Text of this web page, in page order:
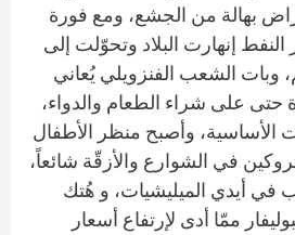
بهالة من الجشع، ومع فورة
إنهارت البلاد وتحوّلت إلى
وبات الشعب الفنزويلي يُعاني
حتى على شراء الطعام والدواء،
الأساسية، وأصبح منظر الأطفال
في الشوارع والأزقّة شائعاً،
أيدي الميليشيات، و هُتك
ممّا أدى لإرتفاع أسعار